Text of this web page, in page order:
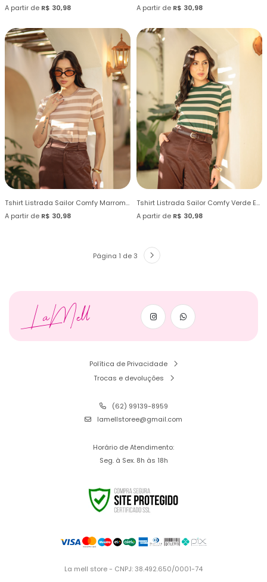
A partir de R$ 30,98
A partir de R$ 30,98
Tshirt Listrada Sailor Comfy Marrom Mink
A partir de R$ 30,98
Tshirt Listrada Sailor Comfy Verde Esmeralda
A partir de R$ 30,98
Página 1 de 3
LaMell
Política de Privacidade
Trocas e devoluções
(62) 99139-8959
lamellstoree@gmail.com
Horário de Atendimento:
Seg. à Sex. 8h às 18h
La mell store - CNPJ: 38.492.650/0001-74